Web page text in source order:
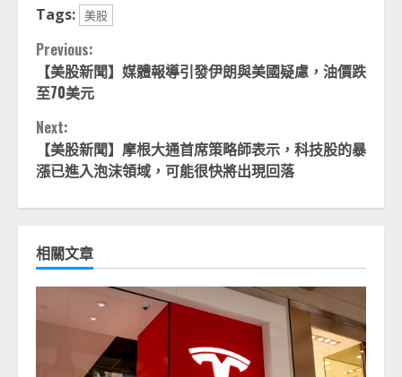
Tags: 美股
Continue
Reading
Previous:
【美股新聞】媒體報導引發伊朗與美國疑慮，油價跌
至70美元
Next:
【美股新聞】摩根大通首席策略師表示，科技股的暴
漲已進入泡沫領域，可能很快將出現回落
相關文章